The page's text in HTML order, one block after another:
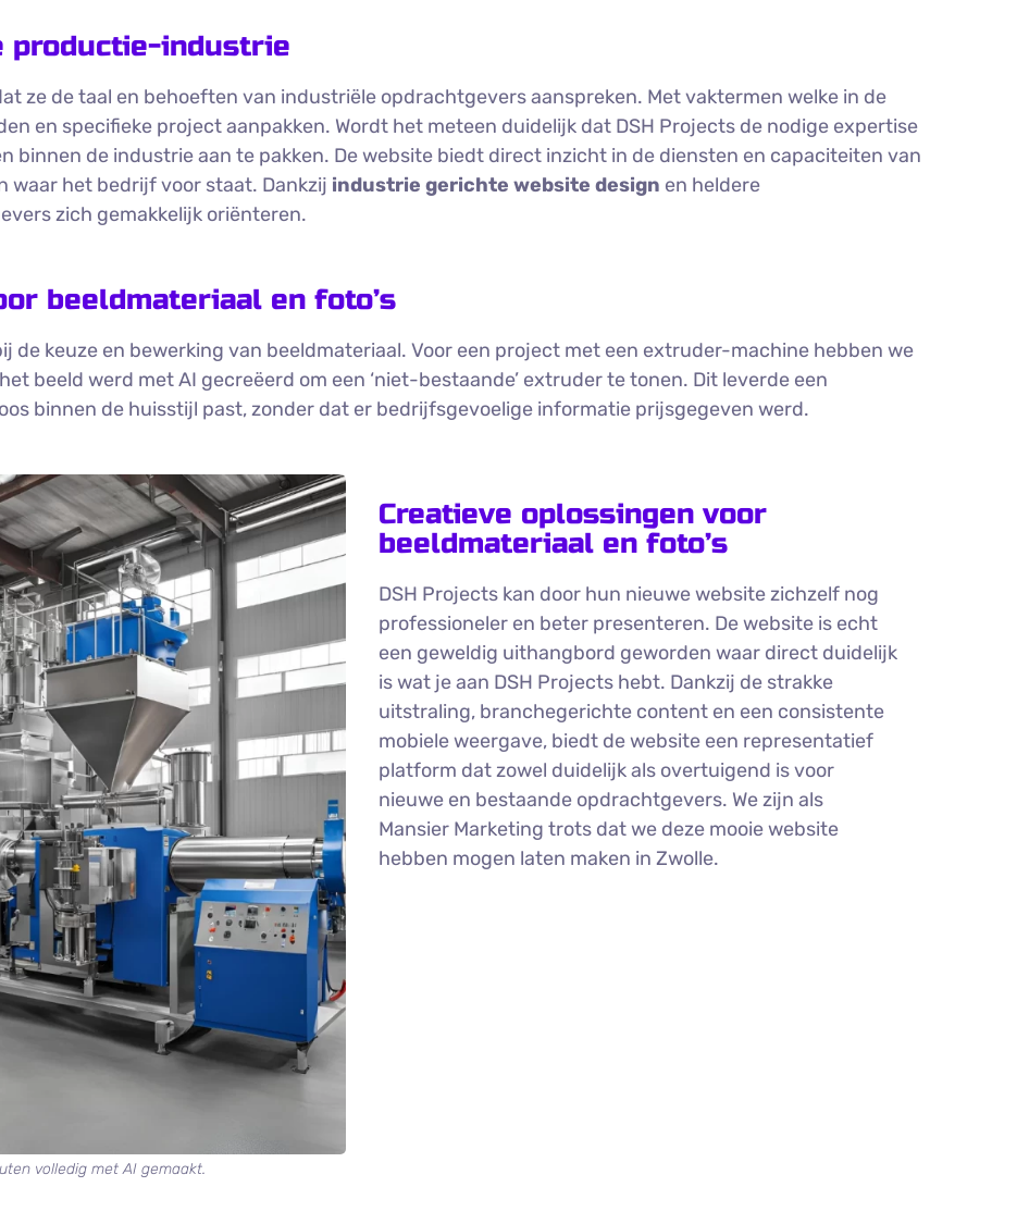
productie-industrie
ze de taal en behoeften van industriële opdrachtgevers aanspreken. Met vaktermen welke in de
en specifieke project aanpakken. Wordt het meteen duidelijk dat DSH Projects de nodige expertise
binnen de industrie aan te pakken. De website biedt direct inzicht in de diensten en capaciteiten van
waar het bedrijf voor staat. Dankzij industrie gerichte website design en heldere
zich gemakkelijk oriënteren.
beeldmateriaal en foto’s
de keuze en bewerking van beeldmateriaal. Voor een project met een extruder-machine hebben we
beeld werd met AI gecreëerd om een ‘niet-bestaande’ extruder te tonen. Dit leverde een
binnen de huisstijl past, zonder dat er bedrijfsgevoelige informatie prijsgegeven werd.
volledig met AI gemaakt.
Creatieve oplossingen voor
beeldmateriaal en foto’s
DSH Projects kan door hun nieuwe website zichzelf nog
professioneler en beter presenteren. De website is echt
een geweldig uithangbord geworden waar direct duidelijk
is wat je aan DSH Projects hebt. Dankzij de strakke
uitstraling, branchegerichte content en een consistente
mobiele weergave, biedt de website een representatief
platform dat zowel duidelijk als overtuigend is voor
nieuwe en bestaande opdrachtgevers. We zijn als
Mansier Marketing trots dat we deze mooie website
hebben mogen laten maken in Zwolle.